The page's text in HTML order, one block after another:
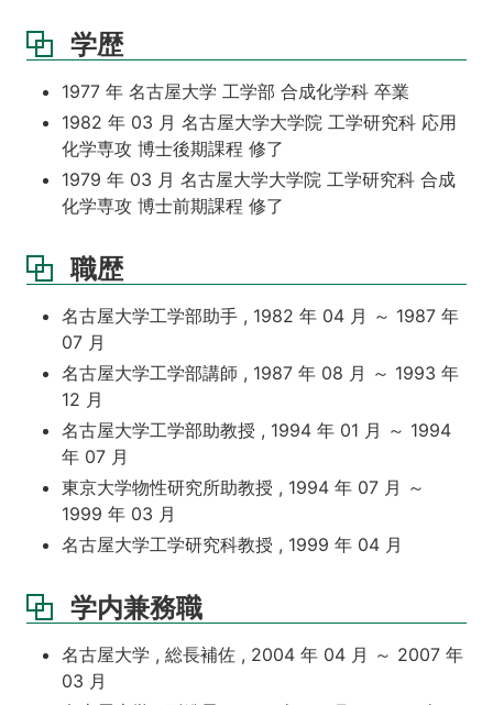
学歴
1977 年 名古屋大学 工学部 合成化学科 卒業
1982 年 03 月 名古屋大学大学院 工学研究科 応用
化学専攻 博士後期課程 修了
1979 年 03 月 名古屋大学大学院 工学研究科 合成
化学専攻 博士前期課程 修了
職歴
名古屋大学工学部助手 , 1982 年 04 月 ～ 1987 年
07 月
名古屋大学工学部講師 , 1987 年 08 月 ～ 1993 年
12 月
名古屋大学工学部助教授 , 1994 年 01 月 ～ 1994
年 07 月
東京大学物性研究所助教授 , 1994 年 07 月 ～
1999 年 03 月
名古屋大学工学研究科教授 , 1999 年 04 月
学内兼務職
名古屋大学 , 総長補佐 , 2004 年 04 月 ～ 2007 年
03 月